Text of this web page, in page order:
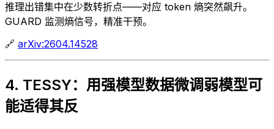
推理出错集中在少数转折点——对应 token 熵突然飙升。
GUARD 监测熵信号，精准干预。
🔗 arXiv:2604.14528
4. TESSY：用强模型数据微调弱模型可
能适得其反